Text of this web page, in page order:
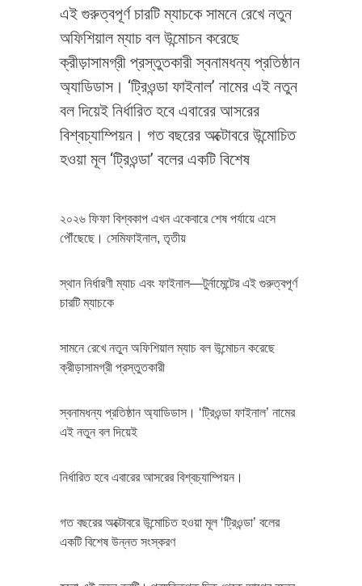
এই গুরুত্বপূর্ণ চারটি ম্যাচকে সামনে রেখে নতুন
অফিশিয়াল ম্যাচ বল উন্মোচন করেছে
ক্রীড়াসামগ্রী প্রস্তুতকারী স্বনামধন্য প্রতিষ্ঠান
অ্যাডিডাস। ‘ট্রিওন্ডা ফাইনাল’ নামের এই নতুন
বল দিয়েই নির্ধারিত হবে এবারের আসরের
বিশ্বচ্যাম্পিয়ন। গত বছরের অক্টোবরে উন্মোচিত
হওয়া মূল ‘ট্রিওন্ডা’ বলের একটি বিশেষ
২০২৬ ফিফা বিশ্বকাপ এখন একেবারে শেষ পর্যায়ে এসে
পৌঁছেছে। সেমিফাইনাল, তৃতীয়
স্থান নির্ধারণী ম্যাচ এবং ফাইনাল—টুর্নামেন্টের এই গুরুত্বপূর্ণ
চারটি ম্যাচকে
সামনে রেখে নতুন অফিশিয়াল ম্যাচ বল উন্মোচন করেছে
ক্রীড়াসামগ্রী প্রস্তুতকারী
স্বনামধন্য প্রতিষ্ঠান অ্যাডিডাস। ‘ট্রিওন্ডা ফাইনাল’ নামের
এই নতুন বল দিয়েই
নির্ধারিত হবে এবারের আসরের বিশ্বচ্যাম্পিয়ন।
গত বছরের অক্টোবরে উন্মোচিত হওয়া মূল ‘ট্রিওন্ডা’ বলের
একটি বিশেষ উন্নত সংস্করণ